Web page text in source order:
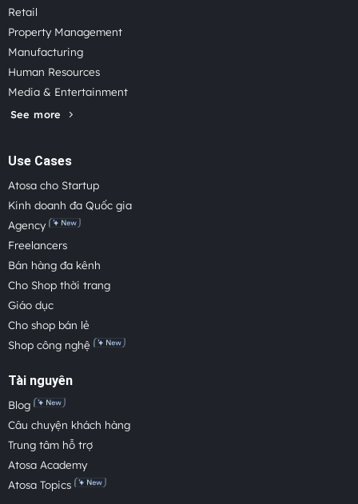
Retail
Property Management
Manufacturing
Human Resources
Media & Entertainment
See more
Use Cases
Atosa cho Startup
Kinh doanh đa Quốc gia
Agency
Freelancers
Bán hàng đa kênh
Cho Shop thời trang
Giáo dục
Cho shop bán lẻ
Shop công nghệ
Tài nguyên
Blog
Câu chuyện khách hàng
Trung tâm hỗ trợ
Atosa Academy
Atosa Topics